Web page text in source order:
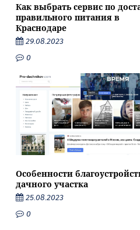
Как выбрать сервис по
правильного питания в
Краснодаре
29.08.2023
0
Особенности
дачного участка
25.08.2023
0